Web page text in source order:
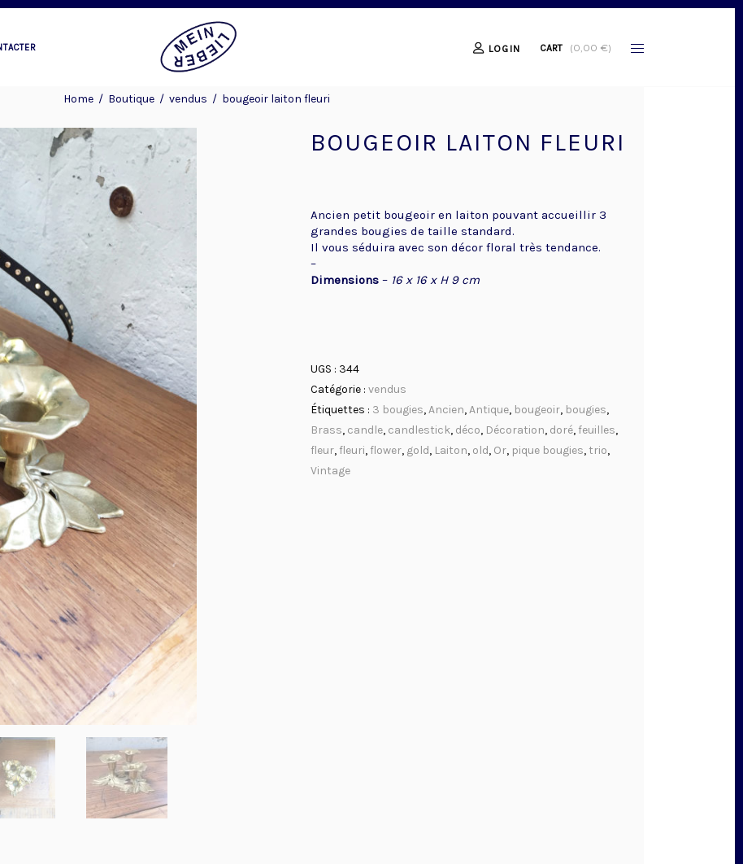
LOGIN CART (0,00 €)
Home / Boutique / vendus / bougeoir laiton fleuri
BOUGEOIR LAITON FLEURI
Ancien petit bougeoir en laiton pouvant accueillir 3
grandes bougies de taille standard.
Il vous séduira avec son décor floral très tendance.
–
Dimensions – 16 x 16 x H 9 cm
UGS : 344
Catégorie : vendus
Étiquettes : 3 bougies,Ancien,Antique, bougeoir, bougies,
Brass, candle, candlestick, déco, Décoration, doré,feuilles,
fleur,fleuri,flower, gold, Laiton, old, Or, pique bougies, trio,
Vintage